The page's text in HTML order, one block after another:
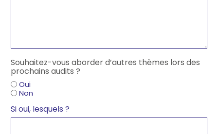
Souhaitez-vous aborder d’autres thèmes lors des
prochains audits ?
Oui
Non
Si oui, lesquels ?